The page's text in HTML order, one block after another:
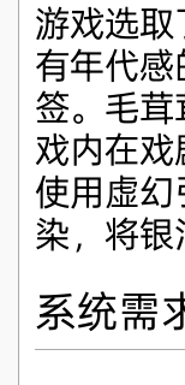
游戏选
有年代
签。毛
戏内在戏
使用虚
染，将
系统需